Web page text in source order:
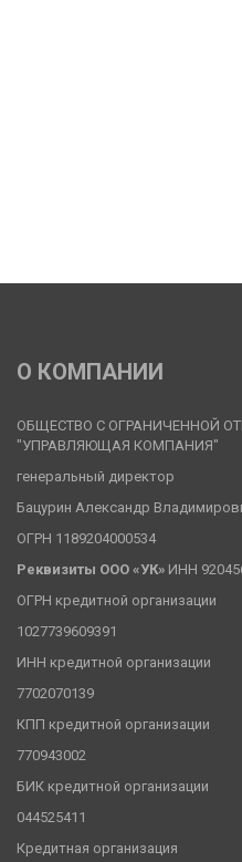
О КОМПАНИИ
ОБЩЕСТВО С ОГРАНИЧЕННОЙ
"УПРАВЛЯЮЩАЯ КОМПАНИЯ"
генеральный директор
Бацурин Александр
ОГРН 1189204000534
Реквизиты ООО «УК» ИНН
ОГРН кредитной организации
1027739609391
ИНН кредитной организации
7702070139
КПП кредитной организации
770943002
БИК кредитной организации
044525411
Кредитная организация